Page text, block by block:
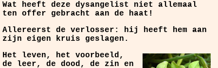
Wat heeft deze dysangelist niet allemaal
ten offer gebracht aan de haat!
Allereerst de verlosser: hij heeft hem aan
zijn eigen kruis geslagen.
Het leven, het voorbeeld,
de leer, de dood, de zin en